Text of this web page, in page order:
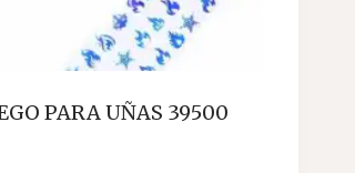
PARA UÑAS 39500